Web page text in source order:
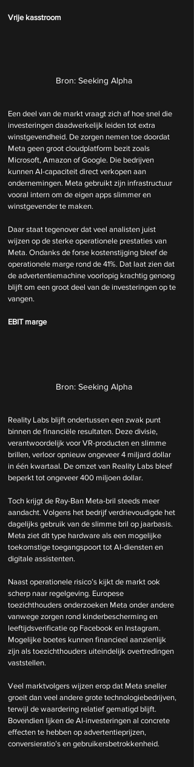
Vrije kasstroom
Bron: Seeking Alpha
Een deel van de markt vraagt zich af hoe snel die
investeringen daadwerkelijk leiden tot extra
winstgevendheid. De zorgen nemen toe doordat
Meta geen groot cloudplatform bezit zoals
Microsoft, Amazon of Google. Die bedrijven
kunnen AI-capaciteit direct verkopen aan
ondernemingen. Meta gebruikt zijn infrastructuur
vooral intern om de eigen apps slimmer en
winstgevender te maken.
Daar staat tegenover dat veel analisten juist
wijzen op de sterke operationele prestaties van
Meta. Ondanks de forse kostenstijging bleef de
operationele marge rond de 41%. Dat laat zien dat
de advertentiemachine voorlopig krachtig genoeg
blijft om een groot deel van de investeringen op te
vangen.
EBIT marge
Bron: Seeking Alpha
Reality Labs blijft ondertussen een zwak punt
binnen de financiële resultaten. Deze divisie,
verantwoordelijk voor VR-producten en slimme
brillen, verloor opnieuw ongeveer 4 miljard dollar
in één kwartaal. De omzet van Reality Labs bleef
beperkt tot ongeveer 400 miljoen dollar.
Toch krijgt de Ray-Ban Meta-bril steeds meer
aandacht. Volgens het bedrijf verdrievoudigde het
dagelijks gebruik van de slimme bril op jaarbasis.
Meta ziet dit type hardware als een mogelijke
toekomstige toegangspoort tot AI-diensten en
digitale assistenten.
Naast operationele risico’s kijkt de markt ook
scherp naar regelgeving. Europese
toezichthouders onderzoeken Meta onder andere
vanwege zorgen rond kinderbescherming en
leeftijdsverificatie op Facebook en Instagram.
Mogelijke boetes kunnen financieel aanzienlijk
zijn als toezichthouders uiteindelijk overtredingen
vaststellen.
Veel marktvolgers wijzen erop dat Meta sneller
groeit dan veel andere grote technologiebedrijven,
terwijl de waardering relatief gematigd blijft.
Bovendien lijken de AI-investeringen al concrete
effecten te hebben op advertentieprijzen,
conversieratio’s en gebruikersbetrokkenheid.